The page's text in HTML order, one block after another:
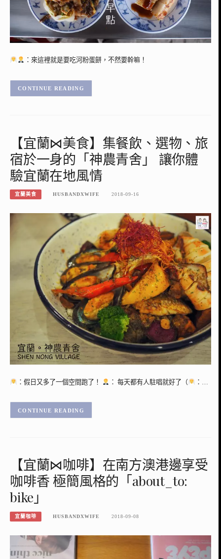
：來這裡就是要吃河粉蛋餅，不然要幹嘛！
CONTINUE READING
【宜蘭⋈美食】集餐飲、選物、旅
宿於一身的「神農青舍」 讓你體
驗宜蘭在地風情
宜蘭美食 HUSBANDXWIFE 2018-09-16
：假日又多了一個空間跑了！ ： 每天都有人駐唱就好了（ ：…
CONTINUE READING
【宜蘭⋈咖啡】在南方澳港邊享受
咖啡香 極簡風格的「about_to:
bike」
宜蘭咖啡 HUSBANDXWIFE 2018-09-08